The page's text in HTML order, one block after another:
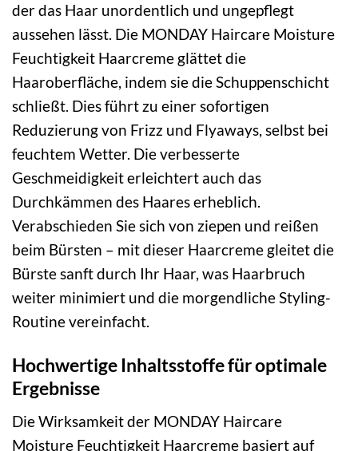
der das Haar unordentlich und ungepflegt
aussehen lässt. Die MONDAY Haircare Moisture
Feuchtigkeit Haarcreme glättet die
Haaroberfläche, indem sie die Schuppenschicht
schließt. Dies führt zu einer sofortigen
Reduzierung von Frizz und Flyaways, selbst bei
feuchtem Wetter. Die verbesserte
Geschmeidigkeit erleichtert auch das
Durchkämmen des Haares erheblich.
Verabschieden Sie sich von ziepen und reißen
beim Bürsten – mit dieser Haarcreme gleitet die
Bürste sanft durch Ihr Haar, was Haarbruch
weiter minimiert und die morgendliche Styling-
Routine vereinfacht.
Hochwertige Inhaltsstoffe für optimale
Ergebnisse
Die Wirksamkeit der MONDAY Haircare
Moisture Feuchtigkeit Haarcreme basiert auf